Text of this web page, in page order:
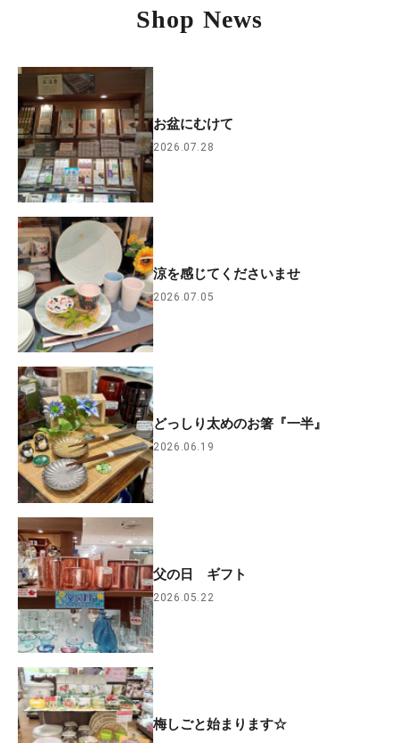
Shop News
お盆にむけて
2026.07.28
涼を感じてくださいませ
2026.07.05
どっしり太めのお箸『一半』
2026.06.19
父の日 ギフト
2026.05.22
梅しごと始まります☆